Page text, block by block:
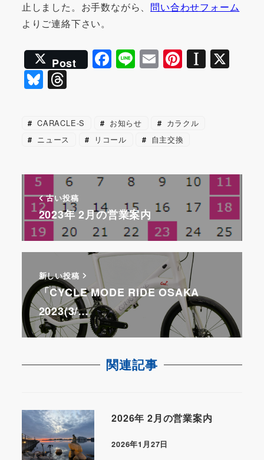
止しました。お手数ながら、 問い合わせフォーム
よりご連絡下さい。
Post F
a
e
b
o
Li
n
E
m
l
Pi
nt
e
st
In
st
er
Bl
u
e
s
y
T
e
a
s
CARACLE-S お知らせ
カラクル
ニュース
リコール 自主交換
古い投稿
2023年 2月の営業案内
新しい投稿
「CYCLE MODE RIDE OSAKA
2023(3/…
関連記事
2026年 2月の営業案内
2026年1月27日